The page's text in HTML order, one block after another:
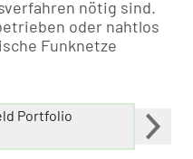
nötig sind.
oder nahtlos
Funknetze